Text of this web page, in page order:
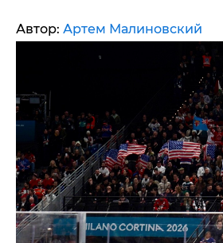
Автор: Артем Малиновский